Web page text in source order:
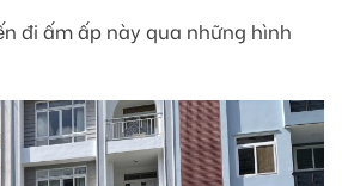
đi ấm ấp này qua những hình